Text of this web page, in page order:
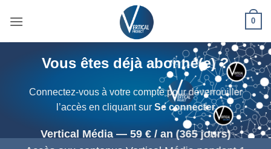
0
Vous êtes déjà abonné(e) ?
Connectez-vous à votre compte pour déverrouiller
l’accès en cliquant sur Se connecter
Vertical Média — 59 € / an (365 jours)